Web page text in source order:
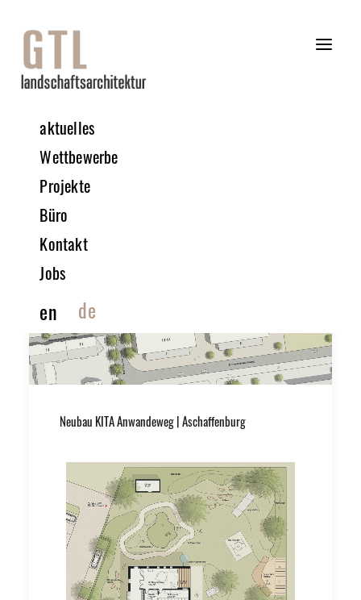
aktuelles
Wettbewerbe
Projekte
Büro
Kontakt
Jobs
en de
Neubau KITA Anwandeweg | Aschaffenburg